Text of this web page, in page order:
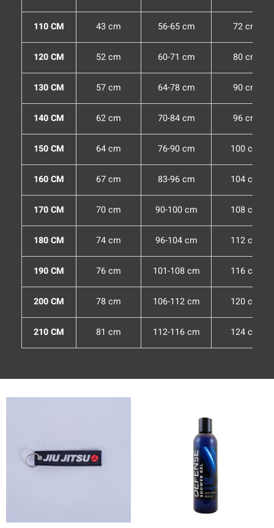
110 CM 43 cm 56-65 cm 72 cm
120 CM 52 cm 60-71 cm 80 cm
130 CM 57 cm 64-78 cm 90 cm
140 CM 62 cm 70-84 cm 96 cm
150 CM 64 cm 76-90 cm 100 cm
160 CM 67 cm 83-96 cm 104 cm
170 CM 70 cm 90-100 cm 108 cm
180 CM 74 cm 96-104 cm 112 cm
190 CM 76 cm 101-108 cm 116 cm
200 CM 78 cm 106-112 cm 120 cm
210 CM 81 cm 112-116 cm 124 cm